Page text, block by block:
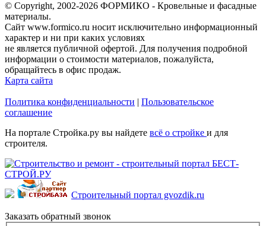
© Copyright, 2002-2026 ФОРМИКО - Кровельные и фасадные
материалы.
Сайт www.formico.ru носит исключительно информационный
характер и ни при каких условиях
не является публичной офертой. Для получения подробной
информации о стоимости материалов, пожалуйста,
обращайтесь в офис продаж.
Карта сайта
Политика конфиденциальности | Пользовательское
соглашение
На портале Стройка.ру вы найдете всё о стройке и для
строителя.
Строительный портал gvozdik.ru
Заказать обратный звонок